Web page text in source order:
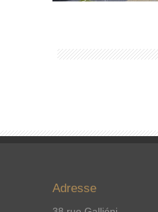
Adresse